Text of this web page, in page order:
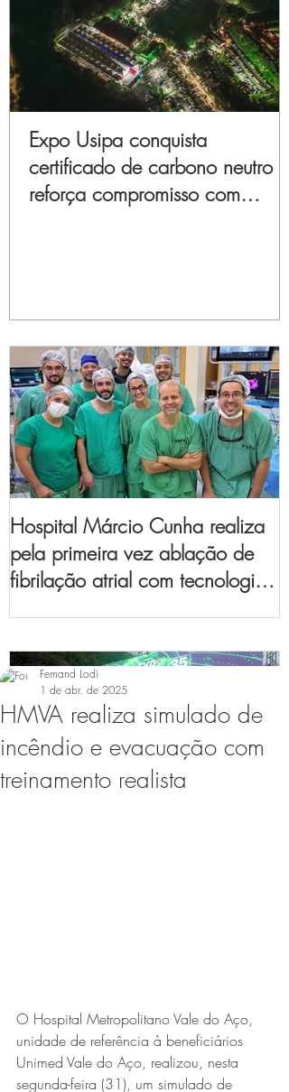
Expo Usipa conquista
certificado de carbono neutro e
reforça compromisso com
Hospital Márcio Cunha realiza
pela primeira vez ablação de
fibrilação atrial com tecnologia
HMVA realiza simulado de
incêndio e evacuação com
treinamento realista
Fernand Lodi
1 de abr. de 2025
O Hospital Metropolitano Vale do Aço,
unidade de referência à beneficiários
Unimed Vale do Aço, realizou, nesta
segunda-feira (31), um simulado de